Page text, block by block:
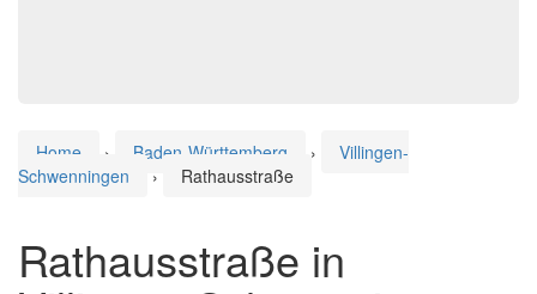
Home › Baden-Württemberg ›
Villingen-
Schwenningen
› Rathausstraße
Rathausstraße in